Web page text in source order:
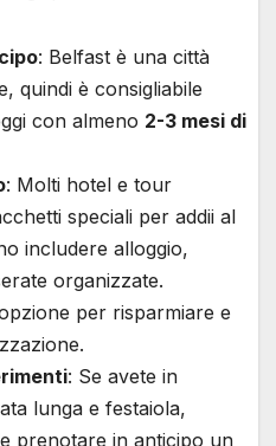
: Belfast è una città
quindi è consigliabile
con almeno 2-3 mesi di
: Molti hotel e tour
speciali per addii al
includere alloggio,
organizzate.
per risparmiare e
: Se avete in
lunga e festaiola,
prenotare in anticipo un